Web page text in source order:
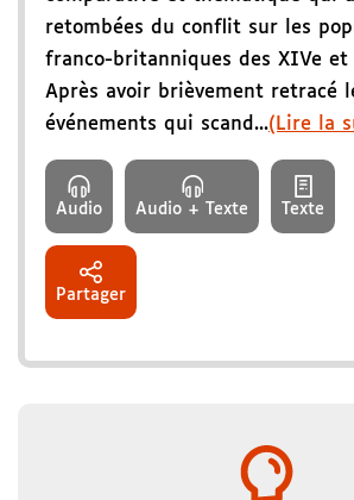
retombées du conflit sur les
franco-britanniques des XIVe et
Après avoir brièvement retracé
événements qui scand...(Lire la
Audio Audio + Texte Texte
Partager